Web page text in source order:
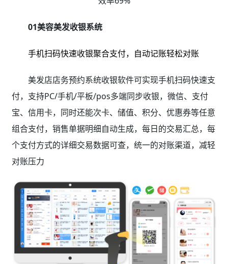
01美容美发收银系统
手机扫码快速收银聚合支付，自动记账轻松对账
美发店店务预约系统收银软件可实现手机扫码快速支
付，支持PC/手机/平板/pos多端同步收银，微信、支付
宝、信用卡，同时还能次卡、储值、积分、优惠券等任意
组合支付，销售单据明细自动生成，每日的交易汇总，每
个支付方式的详细交易数据可查，统一的对账渠道，减轻
对账压力